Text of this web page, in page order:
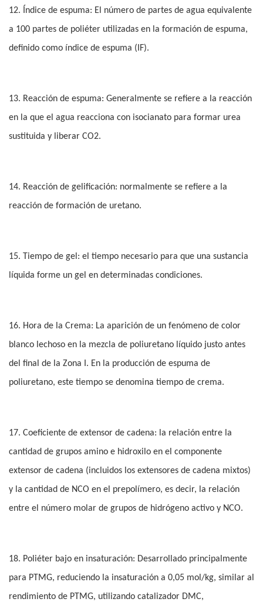
12. Índice de espuma: El número de partes de agua equivalente
a 100 partes de poliéter utilizadas en la formación de espuma,
definido como índice de espuma (IF).
13. Reacción de espuma: Generalmente se refiere a la reacción
en la que el agua reacciona con isocianato para formar urea
sustituida y liberar CO2.
14. Reacción de gelificación: normalmente se refiere a la
reacción de formación de uretano.
15. Tiempo de gel: el tiempo necesario para que una sustancia
líquida forme un gel en determinadas condiciones.
16. Hora de la Crema: La aparición de un fenómeno de color
blanco lechoso en la mezcla de poliuretano líquido justo antes
del final de la Zona I. En la producción de espuma de
poliuretano, este tiempo se denomina tiempo de crema.
17. Coeficiente de extensor de cadena: la relación entre la
cantidad de grupos amino e hidroxilo en el componente
extensor de cadena (incluidos los extensores de cadena mixtos)
y la cantidad de NCO en el prepolímero, es decir, la relación
entre el número molar de grupos de hidrógeno activo y NCO.
18. Poliéter bajo en insaturación: Desarrollado principalmente
para PTMG, reduciendo la insaturación a 0,05 mol/kg, similar al
rendimiento de PTMG, utilizando catalizador DMC,